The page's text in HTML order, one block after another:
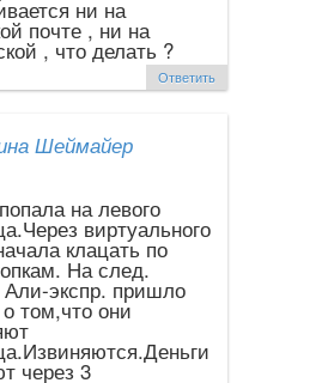
ни на
почте , ни на
, что делать ?
Ответить
Шеймайер
на левого
виртуального
клацать по
На след.
Али-экспр. пришло
том,что они
через 3